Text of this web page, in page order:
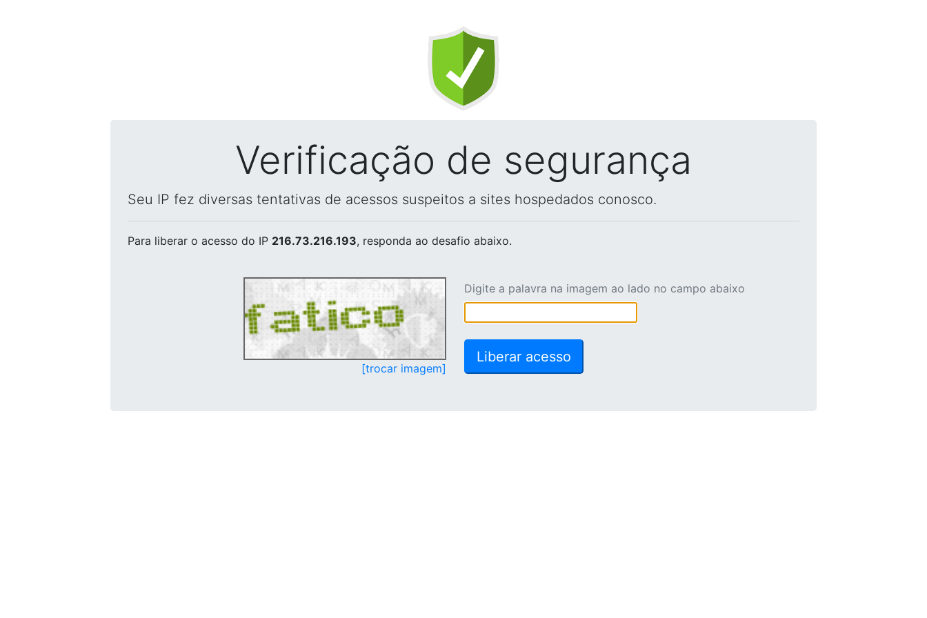
Verificação de segurança
Seu IP fez diversas tentativas de acessos suspeitos a sites hospedados conosco.
Para liberar o acesso do IP 216.73.216.193, responda ao desafio abaixo.
[trocar imagem]
Digite a palavra na imagem ao lado no campo abaixo